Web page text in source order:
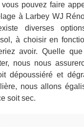
pouvez faire
à Larbey WJ
diverses
à choisir en
avoir. Quelle
nous nous
dépoussiéré et
nous allons
soit sec.